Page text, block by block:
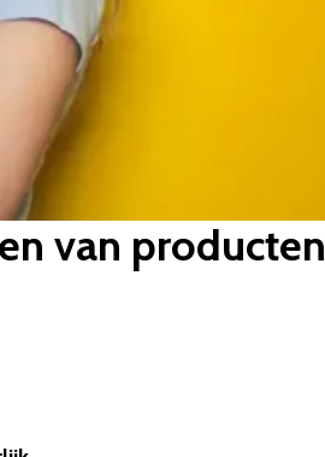
van producten